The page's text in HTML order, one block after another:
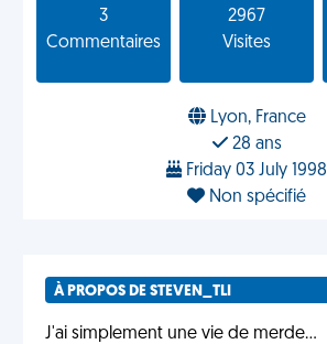
3
Commentaires
2967
Visites
Lyon, France
28 ans
Friday 03 July 1998
Non spécifié
À PROPOS DE STEVEN_TLI
J'ai simplement une vie de merde...